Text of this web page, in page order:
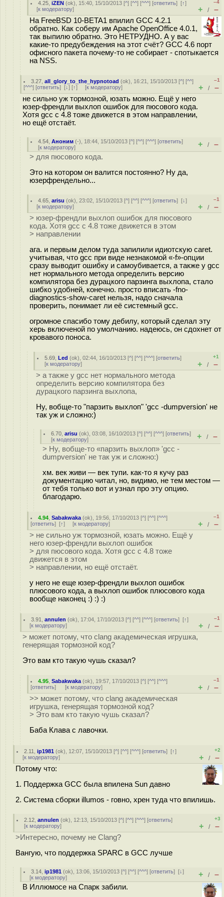
4.25 ,iZEN (ok), 15:40, 15/10/2013 [^] [^^] [^^^] [ответить][↑]
[к модератору]
–4
+ / –
На FreeBSD 10-BETA1 впилил GCC 4.2.1
обратно. Как соберу им Apache OpenOffice 4.0.1,
так выпилю обратно. Это НЕТРУДНО. А у вас
какие-то предубеждения на этот счёт? GCC 4.6 порт
офисного пакета почему-то не собирает - спотыкается
на NSS.
3.27 ,all_glory_to_the_hypnotoad (ok), 16:21, 15/10/2013 [^] [^^]
[^^^] [ответить] [↓] [↑] [к модератору]
–1
+ / –
не сильно уж тормозной, юзать можно. Ещё у него
юзер-френдли выхлоп ошибок для пюсового кода.
Хотя gcc с 4.8 тоже движется в этом направлении,
но ещё отстаёт.
4.54 ,Аноним (-), 18:44, 15/10/2013 [^] [^^] [^^^] [ответить]
[к модератору] + / –
> для пюсового кода.
Это на котором он валится постоянно? Ну да,
юзерфрендельно...
4.65 ,arisu (ok), 23:02, 15/10/2013 [^] [^^] [^^^] [ответить][↓]
[к модератору]
–1
+ / –
> юзер-френдли выхлоп ошибок для пюсового
кода. Хотя gcc с 4.8 тоже движется в этом
> направлении
ага. и первым делом туда запилили идиотскую caret.
учитывая, что gcc при виде незнакомой «-f»-опции
сразу выводит ошибку и самоубивается, а также у gcc
нет нормального метода определить версию
компилятора без дурацкого парзинга выхлопа, стало
шибко удобней, конечно. просто вписать -fno-
diagnostics-show-caret нельзя, надо сначала
проверить, понимает ли её системный gcc.
огромное спасибо тому дебилу, который сделал эту
херь включеной по умолчанию. надеюсь, он сдохнет от
кровавого поноса.
5.69 ,Led (ok), 02:44, 16/10/2013 [^] [^^] [^^^] [ответить]
[к модератору]
+1
+ / –
> а также у gcc нет нормального метода
определить версию компилятора без
дурацкого парзинга выхлопа,
Ну, вобще-то "парзить выхлоп" 'gcc -dumpversion' не
так уж и сложно:)
6.70 ,arisu (ok), 03:08, 16/10/2013 [^] [^^] [^^^] [ответить]
[к модератору] + / –
> Ну, вобще-то «парзить выхлоп» 'gcc -
dumpversion' не так уж и сложно:)
хм. век живи — век тупи. как-то я кучу раз
документацию читал, но, видимо, не тем местом —
от тебя только вот и узнал про эту опцию.
благодарю.
4.94 ,Sabakwaka (ok), 19:56, 17/10/2013 [^] [^^] [^^^]
[ответить] [↑] [к модератору]
–1
+ / –
> не сильно уж тормозной, юзать можно. Ещё у
него юзер-френдли выхлоп ошибок
> для пюсового кода. Хотя gcc с 4.8 тоже
движется в этом
> направлении, но ещё отстаёт.
у него не еще юзер-френдли выхлоп ошибок
плюсового кода, а выхлоп ошибок плюсового кода
вообще наконец :) :) :)
3.91 ,annulen (ok), 17:04, 17/10/2013 [^] [^^] [^^^] [ответить][↑]
[к модератору]
–1
+ / –
> может потому, что clang академическая игрушка,
генерящая тормозной код?
Это вам кто такую чушь сказал?
4.95 ,Sabakwaka (ok), 19:57, 17/10/2013 [^] [^^] [^^^]
[ответить] [к модератору]
–1
+ / –
>> может потому, что clang академическая
игрушка, генерящая тормозной код?
> Это вам кто такую чушь сказал?
Баба Клава с лавочки.
2.11 ,ip1981 (ok), 12:07, 15/10/2013 [^] [^^] [^^^] [ответить][↑]
[к модератору]
+2
+ / –
Потому что:
1. Поддержка GCC была впилена Sun давно
2. Система сборки illumos - говно, хрен туда что впилишь.
2.12 ,annulen (ok), 12:13, 15/10/2013 [^] [^^] [^^^] [ответить]
[к модератору]
+3
+ / –
>Интересно, почему не Clang?
Вангую, что поддержка SPARC в GCC лучше
3.14 ,ip1981 (ok), 13:06, 15/10/2013 [^] [^^] [^^^] [ответить][↓]
[к модератору] + / –
В Иллюмосе на Спарк забили.